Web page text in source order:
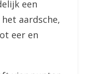
een
aardsche,
eer en